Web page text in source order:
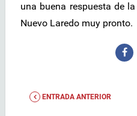
una buena respuesta de
Nuevo Laredo muy pronto.
ENTRADA ANTERIOR